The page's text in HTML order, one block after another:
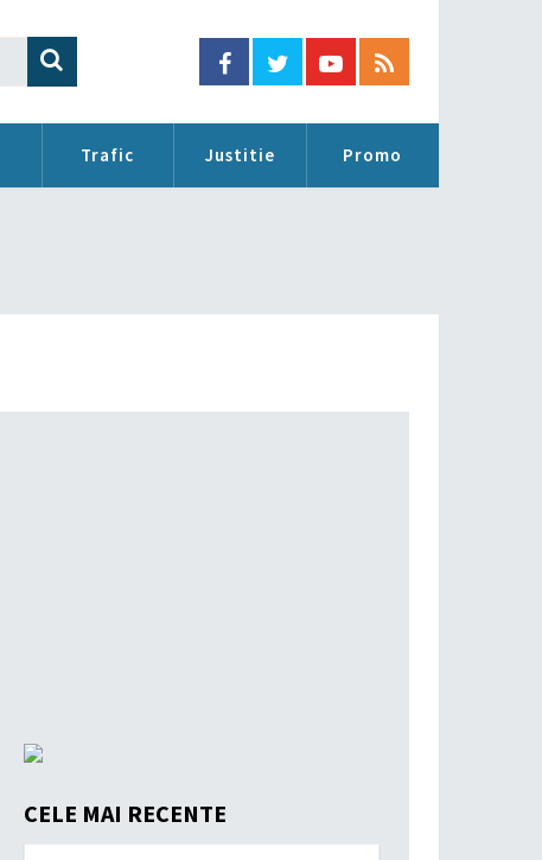
Trafic Justitie Promo
CELE MAI RECENTE